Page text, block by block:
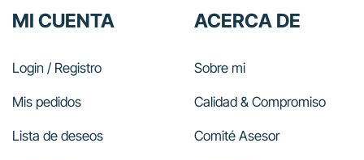
MI CUENTA
Login / Registro
Mis pedidos
Lista de deseos
ACERCA DE
Sobre mi
Calidad & Compromiso
Comité Asesor